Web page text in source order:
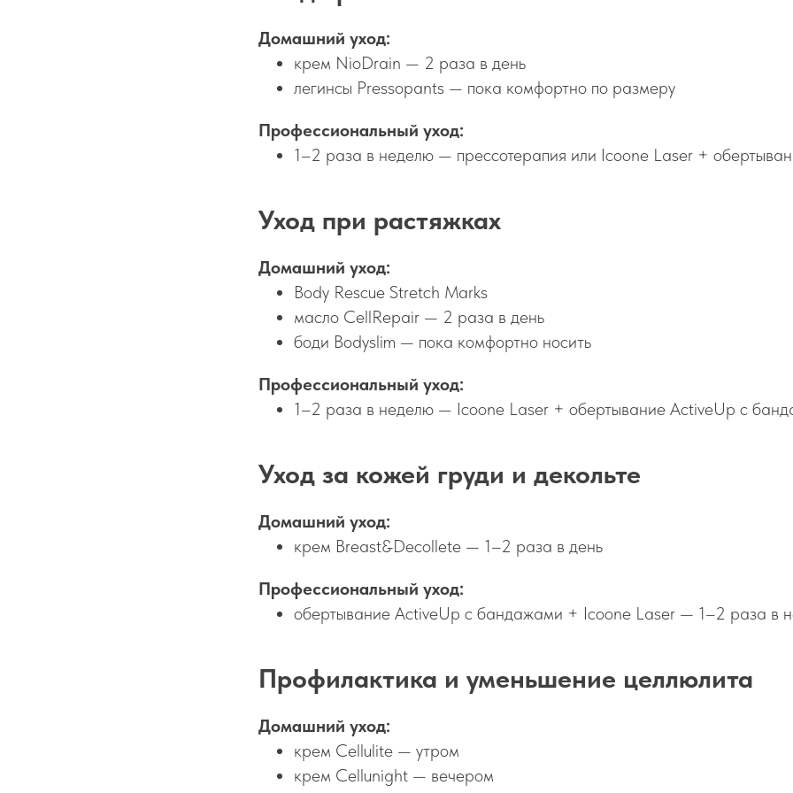
Домашний уход:
крем NioDrain — 2 раза в день
легинсы Pressopants — пока комфортно по размеру
Профессиональный уход:
1–2 раза в неделю — прессотерапия или Icoone Laser +
Уход при растяжках
Домашний уход:
Body Rescue Stretch Marks
масло CellRepair — 2 раза в день
боди Bodyslim — пока комфортно носить
Профессиональный уход:
1–2 раза в неделю — Icoone Laser + обертывание ActiveUp с
Уход за кожей груди и декольте
Домашний уход:
крем Breast&Decollete — 1–2 раза в день
Профессиональный уход:
обертывание ActiveUp с бандажами + Icoone Laser — 1–2 раза в
Профилактика и уменьшение целлюлита
Домашний уход:
крем Cellulite — утром
крем Cellunight — вечером